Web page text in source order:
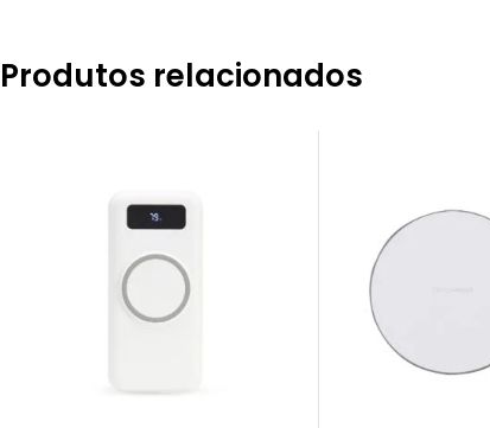
Produtos relacionados